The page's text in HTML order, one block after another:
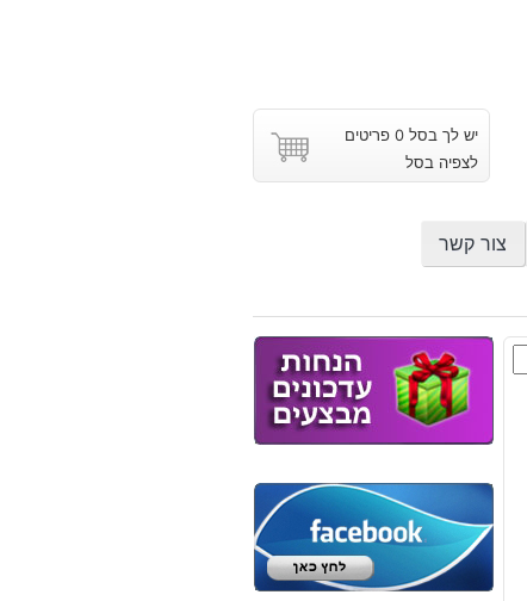
יש לך בסל 0 פריטים
לצפיה בסל
צור קשר